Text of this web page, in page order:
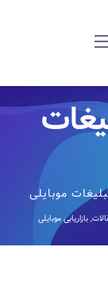
موبایلی
, بازاریابی موبایلی